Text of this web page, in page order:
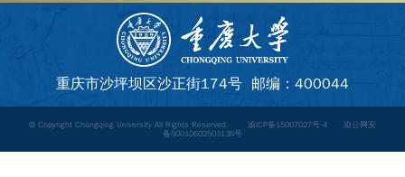
重庆市沙坪坝区沙正街174号 邮编：400044
© Copyright Chongqing University All Rights Reserved. 渝ICP备15007027号-4
渝公网安
备50010602503136号